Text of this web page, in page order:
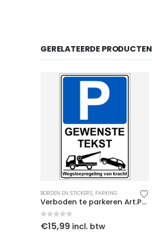
GERELATEERDE PRODUCTEN
BORDEN EN STICKERS, PARKING
Verboden te parkeren Art.P9, Gewenste tekst
out of 5
€15,99 incl. btw